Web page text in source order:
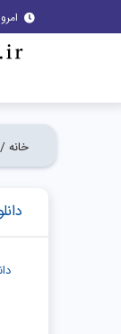
امروز
خانه /